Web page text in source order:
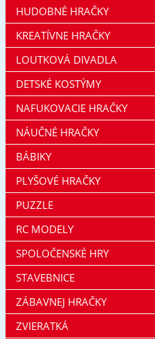
HUDOBNÉ HRAČKY
KREATÍVNE HRAČKY
LOUTKOVÁ DIVADLA
DETSKÉ KOSTÝMY
NAFUKOVACIE HRAČKY
NÁUČNÉ HRAČKY
BÁBIKY
PLYŠOVÉ HRAČKY
PUZZLE
RC MODELY
SPOLOČENSKÉ HRY
STAVEBNICE
ZÁBAVNEJ HRAČKY
ZVIERATKÁ